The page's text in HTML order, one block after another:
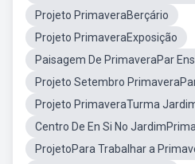
Projeto PrimaveraBerçário
Projeto PrimaveraExposição
Paisagem De PrimaveraPar
Projeto Setembro
Projeto PrimaveraTurma
Centro De En Si No
ProjetoPara Trabalhar a